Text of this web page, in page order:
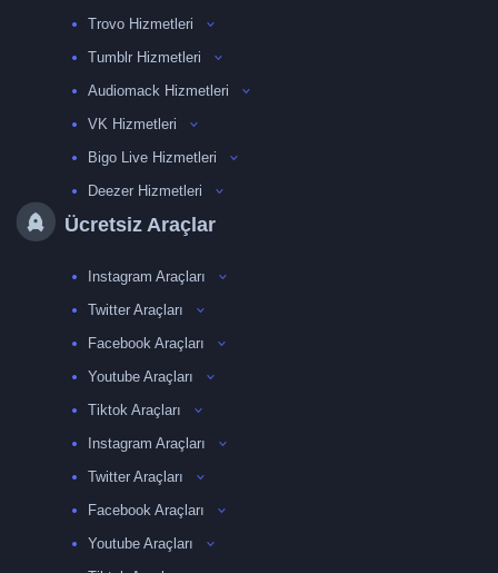
Trovo Hizmetleri
Tumblr Hizmetleri
Audiomack Hizmetleri
VK Hizmetleri
Bigo Live Hizmetleri
Deezer Hizmetleri
Ücretsiz Araçlar
Instagram Araçları
Twitter Araçları
Facebook Araçları
Youtube Araçları
Tiktok Araçları
Instagram Araçları
Twitter Araçları
Facebook Araçları
Youtube Araçları